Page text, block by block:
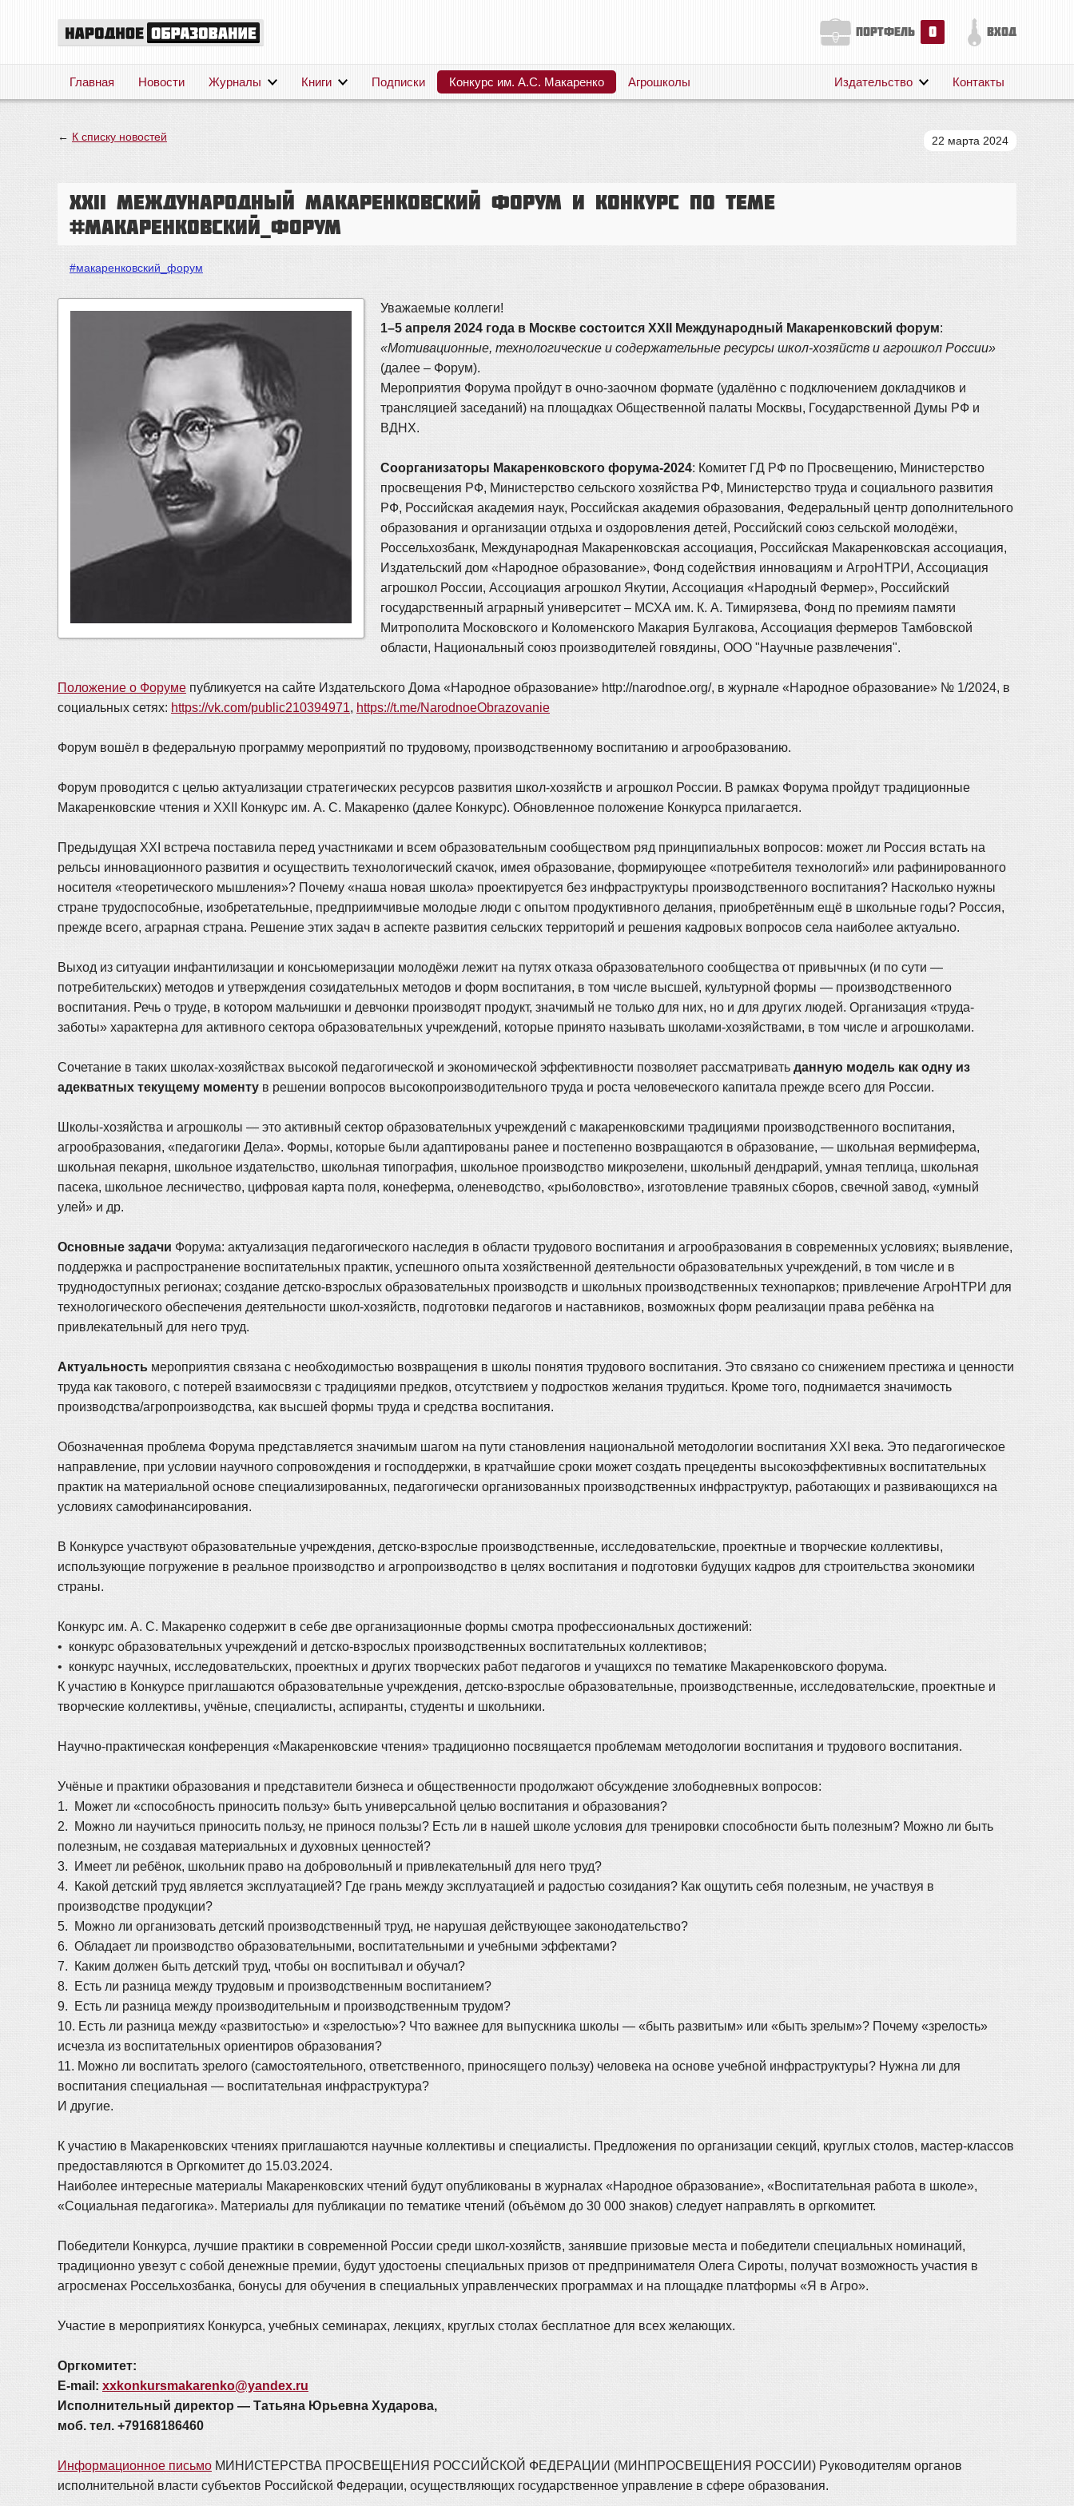
портфель 0 вход
Главная Новости Журналы Книги Подписки Конкурс им. А.С. Макаренко Агрошколы
Публикации
Издательство Контакты
← К списку новостей 22 марта 2024
XXII Международный Макаренковский форум и Конкурс по теме
#макаренковский_форум
#макаренковский_форум
Уважаемые коллеги!
1–5 апреля 2024 года в Москве состоится ХХII Международный Макаренковский форум:
«Мотивационные, технологические и содержательные ресурсы школ-хозяйств и агрошкол России»
(далее – Форум).
Мероприятия Форума пройдут в очно-заочном формате (удалённо с подключением докладчиков и
трансляцией заседаний) на площадках Общественной палаты Москвы, Государственной Думы РФ и
ВДНХ.
Соорганизаторы Макаренковского форума-2024: Комитет ГД РФ по Просвещению, Министерство
просвещения РФ, Министерство сельского хозяйства РФ, Министерство труда и социального развития
РФ, Российская академия наук, Российская академия образования, Федеральный центр дополнительного
образования и организации отдыха и оздоровления детей, Российский союз сельской молодёжи,
Россельхозбанк, Международная Макаренковская ассоциация, Российская Макаренковская ассоциация,
Издательский дом «Народное образование», Фонд содействия инновациям и АгроНТРИ, Ассоциация
агрошкол России, Ассоциация агрошкол Якутии, Ассоциация «Народный Фермер», Российский
государственный аграрный университет – МСХА им. К. А. Тимирязева, Фонд по премиям памяти
Митрополита Московского и Коломенского Макария Булгакова, Ассоциация фермеров Тамбовской
области, Национальный союз производителей говядины, ООО "Научные развлечения".
Положение о Форуме публикуется на сайте Издательского Дома «Народное образование» http://narodnoe.org/, в журнале «Народное образование» № 1/2024, в
социальных сетях: https://vk.com/public210394971, https://t.me/NarodnoeObrazovanie
Форум вошёл в федеральную программу мероприятий по трудовому, производственному воспитанию и агрообразованию.
Форум проводится с целью актуализации стратегических ресурсов развития школ-хозяйств и агрошкол России. В рамках Форума пройдут традиционные
Макаренковские чтения и XXII Конкурс им. А. С. Макаренко (далее Конкурс). Обновленное положение Конкурса прилагается.
Предыдущая XXI встреча поставила перед участниками и всем образовательным сообществом ряд принципиальных вопросов: может ли Россия встать на
рельсы инновационного развития и осуществить технологический скачок, имея образование, формирующее «потребителя технологий» или рафинированного
носителя «теоретического мышления»? Почему «наша новая школа» проектируется без инфраструктуры производственного воспитания? Насколько нужны
стране трудоспособные, изобретательные, предприимчивые молодые люди с опытом продуктивного делания, приобретённым ещё в школьные годы? Россия,
прежде всего, аграрная страна. Решение этих задач в аспекте развития сельских территорий и решения кадровых вопросов села наиболее актуально.
Выход из ситуации инфантилизации и консьюмеризации молодёжи лежит на путях отказа образовательного сообщества от привычных (и по сути —
потребительских) методов и утверждения созидательных методов и форм воспитания, в том числе высшей, культурной формы — производственного
воспитания. Речь о труде, в котором мальчишки и девчонки производят продукт, значимый не только для них, но и для других людей. Организация «труда-
заботы» характерна для активного сектора образовательных учреждений, которые принято называть школами-хозяйствами, в том числе и агрошколами.
Сочетание в таких школах-хозяйствах высокой педагогической и экономической эффективности позволяет рассматривать данную модель как одну из
адекватных текущему моменту в решении вопросов высокопроизводительного труда и роста человеческого капитала прежде всего для России.
Школы-хозяйства и агрошколы — это активный сектор образовательных учреждений с макаренковскими традициями производственного воспитания,
агрообразования, «педагогики Дела». Формы, которые были адаптированы ранее и постепенно возвращаются в образование, — школьная вермиферма,
школьная пекарня, школьное издательство, школьная типография, школьное производство микрозелени, школьный дендрарий, умная теплица, школьная
пасека, школьное лесничество, цифровая карта поля, конеферма, оленеводство, «рыболовство», изготовление травяных сборов, свечной завод, «умный
улей» и др.
Основные задачи Форума: актуализация педагогического наследия в области трудового воспитания и агрообразования в современных условиях; выявление,
поддержка и распространение воспитательных практик, успешного опыта хозяйственной деятельности образовательных учреждений, в том числе и в
труднодоступных регионах; создание детско-взрослых образовательных производств и школьных производственных технопарков; привлечение АгроНТРИ для
технологического обеспечения деятельности школ-хозяйств, подготовки педагогов и наставников, возможных форм реализации права ребёнка на
привлекательный для него труд.
Актуальность мероприятия связана с необходимостью возвращения в школы понятия трудового воспитания. Это связано со снижением престижа и ценности
труда как такового, с потерей взаимосвязи с традициями предков, отсутствием у подростков желания трудиться. Кроме того, поднимается значимость
производства/агропроизводства, как высшей формы труда и средства воспитания.
Обозначенная проблема Форума представляется значимым шагом на пути становления национальной методологии воспитания ХХI века. Это педагогическое
направление, при условии научного сопровождения и господдержки, в кратчайшие сроки может создать прецеденты высокоэффективных воспитательных
практик на материальной основе специализированных, педагогически организованных производственных инфраструктур, работающих и развивающихся на
условиях самофинансирования.
В Конкурсе участвуют образовательные учреждения, детско-взрослые производственные, исследовательские, проектные и творческие коллективы,
использующие погружение в реальное производство и агропроизводство в целях воспитания и подготовки будущих кадров для строительства экономики
страны.
Конкурс им. А. С. Макаренко содержит в себе две организационные формы смотра профессиональных достижений:
• конкурс образовательных учреждений и детско-взрослых производственных воспитательных коллективов;
• конкурс научных, исследовательских, проектных и других творческих работ педагогов и учащихся по тематике Макаренковского форума.
К участию в Конкурсе приглашаются образовательные учреждения, детско-взрослые образовательные, производственные, исследовательские, проектные и
творческие коллективы, учёные, специалисты, аспиранты, студенты и школьники.
Научно-практическая конференция «Макаренковские чтения» традиционно посвящается проблемам методологии воспитания и трудового воспитания.
Учёные и практики образования и представители бизнеса и общественности продолжают обсуждение злободневных вопросов:
1. Может ли «способность приносить пользу» быть универсальной целью воспитания и образования?
2. Можно ли научиться приносить пользу, не принося пользы? Есть ли в нашей школе условия для тренировки способности быть полезным? Можно ли быть
полезным, не создавая материальных и духовных ценностей?
3. Имеет ли ребёнок, школьник право на добровольный и привлекательный для него труд?
4. Какой детский труд является эксплуатацией? Где грань между эксплуатацией и радостью созидания? Как ощутить себя полезным, не участвуя в
производстве продукции?
5. Можно ли организовать детский производственный труд, не нарушая действующее законодательство?
6. Обладает ли производство образовательными, воспитательными и учебными эффектами?
7. Каким должен быть детский труд, чтобы он воспитывал и обучал?
8. Есть ли разница между трудовым и производственным воспитанием?
9. Есть ли разница между производительным и производственным трудом?
10. Есть ли разница между «развитостью» и «зрелостью»? Что важнее для выпускника школы — «быть развитым» или «быть зрелым»? Почему «зрелость»
исчезла из воспитательных ориентиров образования?
11. Можно ли воспитать зрелого (самостоятельного, ответственного, приносящего пользу) человека на основе учебной инфраструктуры? Нужна ли для
воспитания специальная — воспитательная инфраструктура?
И другие.
К участию в Макаренковских чтениях приглашаются научные коллективы и специалисты. Предложения по организации секций, круглых столов, мастер-классов
предоставляются в Оргкомитет до 15.03.2024.
Наиболее интересные материалы Макаренковских чтений будут опубликованы в журналах «Народное образование», «Воспитательная работа в школе»,
«Социальная педагогика». Материалы для публикации по тематике чтений (объёмом до 30 000 знаков) следует направлять в оргкомитет.
Победители Конкурса, лучшие практики в современной России среди школ-хозяйств, занявшие призовые места и победители специальных номинаций,
традиционно увезут с собой денежные премии, будут удостоены специальных призов от предпринимателя Олега Сироты, получат возможность участия в
агросменах Россельхозбанка, бонусы для обучения в специальных управленческих программах и на площадке платформы «Я в Агро».
Участие в мероприятиях Конкурса, учебных семинарах, лекциях, круглых столах бесплатное для всех желающих.
Оргкомитет:
E-mail: xxkonkursmakarenko@yandex.ru
Исполнительный директор — Татьяна Юрьевна Хударова,
моб. тел. +79168186460
Информационное письмо МИНИСТЕРСТВА ПРОСВЕЩЕНИЯ РОССИЙСКОЙ ФЕДЕРАЦИИ (МИНПРОСВЕЩЕНИЯ РОССИИ) Руководителям органов
исполнительной власти субъектов Российской Федерации, осуществляющих государственное управление в сфере образования.